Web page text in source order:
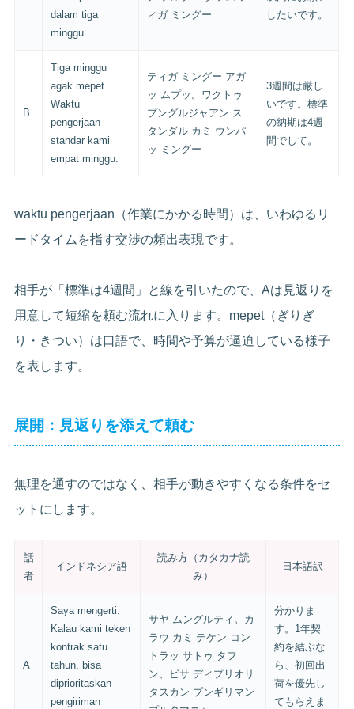
dalam tiga
minggu.
ィガ ミングー
したいです。
B
Tiga minggu
agak mepet.
Waktu
pengerjaan
standar kami
empat minggu.
ティガ ミングー アガ
ッ ムプッ。ワクトゥ
プングルジャアン ス
タンダル カミ ウンパ
ッ ミングー
3週間は厳し
いです。標準
の納期は4週
間でして。
waktu pengerjaan（作業にかかる時間）は、いわゆるリ
ードタイムを指す交渉の頻出表現です。
相手が「標準は4週間」と線を引いたので、Aは見返りを
用意して短縮を頼む流れに入ります。mepet（ぎりぎ
り・きつい）は口語で、時間や予算が逼迫している様子
を表します。
展開：見返りを添えて頼む
無理を通すのではなく、相手が動きやすくなる条件をセ
ットにします。
話
者
インドネシア語
読み方（カタカナ読
み）
日本語訳
A
Saya mengerti.
Kalau kami teken
kontrak satu
tahun, bisa
diprioritaskan
pengiriman
サヤ ムングルティ。カ
ラウ カミ テケン コン
トラッ サトゥ タフ
ン、ビサ ディプリオリ
タスカン プンギリマン
分かりま
す。1年契
約を結ぶな
ら、初回出
荷を優先し
てもらえま